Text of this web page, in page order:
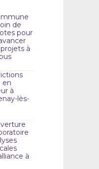
de
pour
à
en
à
lès-
à